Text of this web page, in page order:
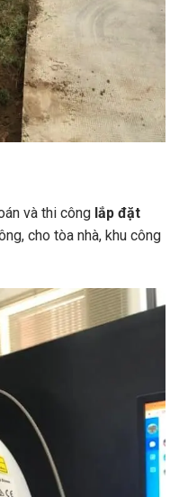
và thi công lắp đặt
cho tòa nhà, khu công